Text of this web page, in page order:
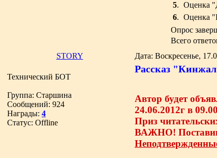
5. Оценка
6. Оценка
Опрос
Всего
STORY
Дата: Воскресенье,
Технический БОТ
Группа: Старшина
Сообщений: 924
Награды: 4
Статус: Offline
Рассказ
Автор будет
24.06.2012г в
Приз
ВАЖНО! Поставив